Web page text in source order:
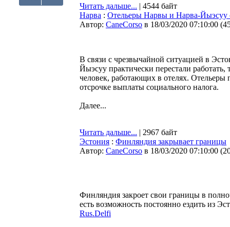
Читать дальше... | 4544 байт
Нарва : Отельеры Нарвы и Нарва-Йыэсуу
Автор: CaneCorso в 18/03/2020 07:10:00 (
В связи с чрезвычайной ситуацией в
Йыэсуу практически перестали
человек, работающих в отелях. Отельеры
отсрочке выплаты социального налога.
Далее...
Читать дальше... | 2967 байт
Эстония : Финляндия закрывает границы
Автор: CaneCorso в 18/03/2020 07:10:00 (
Финляндия закроет свои границы в
есть возможность постоянно ездить из
Rus.Delfi